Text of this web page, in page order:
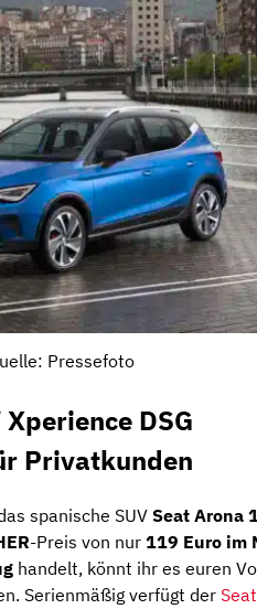
Pressefoto
DSG
Privatkunden
spanische SUVSeat Arona
-Preis von nur 119 Euro im
handelt, könnt ihr es euren
Serienmäßig verfügt der